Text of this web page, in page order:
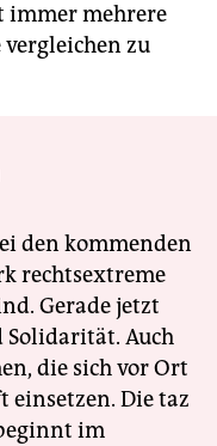
immer mehrere
zu
den kommenden
rechtsextreme
Gerade jetzt
Solidarität. Auch
die sich vor Ort
einsetzen. Die taz
im